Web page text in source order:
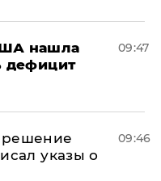
нашла
дефицит
09:47
решение
указы о
09:46